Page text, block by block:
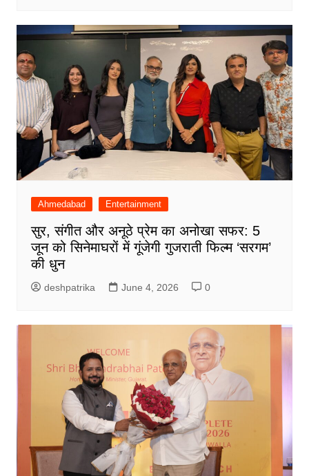
Ahmedabad Entertainment
सुर, संगीत और अनूठे प्रेम का अनोखा सफर: 5
जून को सिनेमाघरों में गूंजेगी गुजराती फिल्म ‘सरगम’
की धुन
deshpatrika June 4, 2026 0